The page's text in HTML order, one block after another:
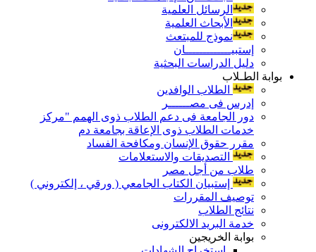
الرسائل العلمية
الأبحاث العلمية
نموذج للمبتعث
إستبيـــــــــــــان
دليل الدراسات البحثية
بوابة الطـلاب
الطلاب الوافدين
إدرس فى مصــــــر
دور الجامعة فى دعم الطلاب ذوى الهمم "مركز
خدمات الطلاب ذوى الإعاقة بجامعة دم
مقرر حقوق الإنسان ومكافحة الفساد
التصديقات والاستعلامات
طلاب من أجل مصر
إستبيان الكتاب الجامعي ( ورقي ، إلكتروني )
توصيف المقررات
نتائج الطلاب
خدمة البريد الالكترونى
بوابة الخريجين